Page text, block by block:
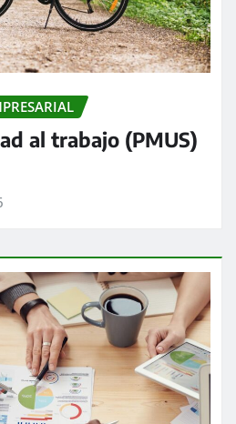
al trabajo (PMUS)